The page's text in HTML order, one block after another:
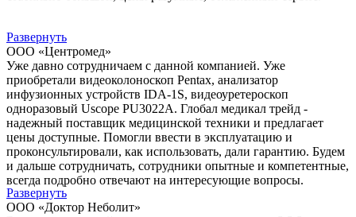
Развернуть
ООО «Центромед»
Уже давно сотрудничаем с данной компанией. Уже
приобретали видеоколоноскоп Pentax, анализатор
инфузионных устройств IDA-1S, видеоуретероскоп
одноразовый Uscope PU3022A. Глобал медикал трейд -
надежный поставщик медицинской техники и предлагает
цены доступные. Помогли ввести в эксплуатацию и
проконсультировали, как использовать, дали гарантию. Будем
и дальше сотрудничать, сотрудники опытные и компетентные,
всегда подробно отвечают на интересующие вопросы.
Развернуть
ООО «Доктор Неболит»